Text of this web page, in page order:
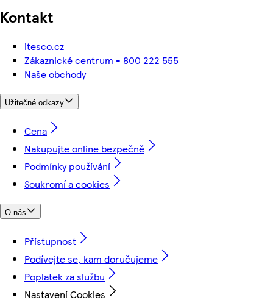
Kontakt
itesco.cz
Zákaznické centrum - 800 222 555
Naše obchody
Užitečné odkazy
Cena
Nakupujte online bezpečně
Podmínky používání
Soukromí a cookies
O nás
Přístupnost
Podívejte se, kam doručujeme
Poplatek za službu
Nastavení Cookies